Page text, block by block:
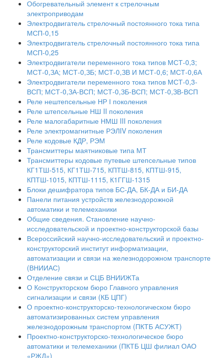
Обогревательный элемент к стрелочным
электроприводам
Электродвигатель стрелочный постоянного тока типа
МСП-0,15
Электродвигатель стрелочный постоянного тока типа
МСП-0,25
Электродвигатели переменного тока типов МСТ-0,3;
МСТ-0,ЗА; МСТ-0,ЗБ; МСТ-0,ЗВ И МСТ-0,6; МСТ-0,6А
Электродвигатели переменного тока типов МСТ-0,3-
ВСП; МСТ-0,ЗА-ВСП; МСТ-0,ЗБ-ВСП; МСТ-0,ЗВ-ВСП
Реле нештепсельные НР І поколения
Реле штепсельные НШ II поколения
Реле малогабаритные НМШ III поколения
Реле электромагнитные РЭЛIV поколения
Реле кодовые КДР, РЭМ
Трансмиттеры маятниковые типа МТ
Трансмиттеры кодовые путевые штепсельные типов
КГ1ТШ-515, КГ1ТШ-715, КПТШ-815, КПТШ-915,
КПТШ-1015, КПТШ-1115, К1ГГШ-1315
Блоки дешифратора типов БС-ДА, БК-ДА и БИ-ДА
Панели питания устройств железнодорожной
автоматики и телемеханики
Общие сведения. Становление научно-
исследовательской и проектно-конструкторской базы
Всероссийский научно-исследовательский и проектно-
конструкторский институт информатизации,
автоматизации и связи на железнодорожном транспорте
(ВНИИАС)
Отделение связи и СЦБ ВНИИЖТа
О Конструкторском бюро Главного управления
сигнализации и связи (КБ ЦПГ)
О проектно-конструкторско-технологическом бюро
автоматизированных систем управления
железнодорожным транспортом (ПКТБ АСУЖТ)
Проектно-конструкторско-технологическое бюро
автоматики и телемеханики (ПКТБ ЦШ филиал ОАО
«РЖД»)